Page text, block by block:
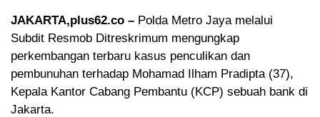
JAKARTA,plus62.co – Polda Metro Jaya melalui
Subdit Resmob Ditreskrimum mengungkap
perkembangan terbaru kasus penculikan dan
pembunuhan terhadap Mohamad Ilham Pradipta (37),
Kepala Kantor Cabang Pembantu (KCP) sebuah bank di
Jakarta.